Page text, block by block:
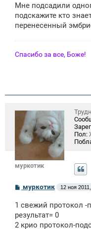
б
щ
н
Мне подсадили
подскажите кто
перенесенный
Спасибо за все, Боже!
муркотик
Пол:
С
б
щ
муркотик 12 ноя
1 свежий протокол -
результат= 0
2 крио протокол-